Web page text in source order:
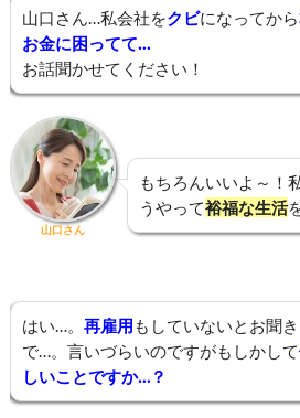
山口さん…私会社をクビになってから
お金に困ってて…
お話聞かせてください！
山口さん
もちろんいいよ～！
うやって裕福な生活
はい…。 再雇用 もしていないとお聞
で…。言いづらいのですがもしかして
しいことですか…？